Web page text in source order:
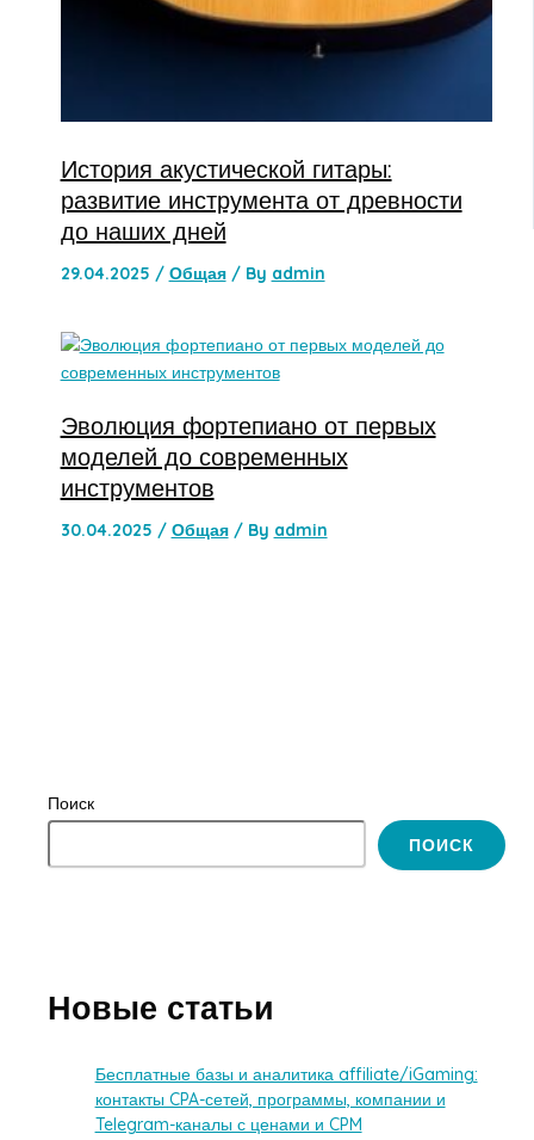
Поиск
ПОИСК
Новые статьи
Бесплатные базы и аналитика affiliate/iGaming:
контакты CPA-сетей, программы, компании и
Telegram-каналы с ценами и CPM
История акустической гитары:
развитие инструмента от древности
до наших дней
29.04.2025 / Общая/ By admin
Эволюция фортепиано от первых
моделей до современных
инструментов
30.04.2025 / Общая/ By admin